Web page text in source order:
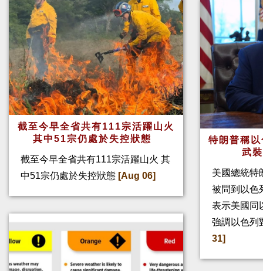
截至今早全省共有111宗活躍山火
其中51宗仍處於失控狀態
截至今早全省共有111宗活躍山火 其
中51宗仍處於失控狀態 [Aug 06]
特朗普稱
武
美國總統特
被問到以色
表示美國同
強調以色列
31]